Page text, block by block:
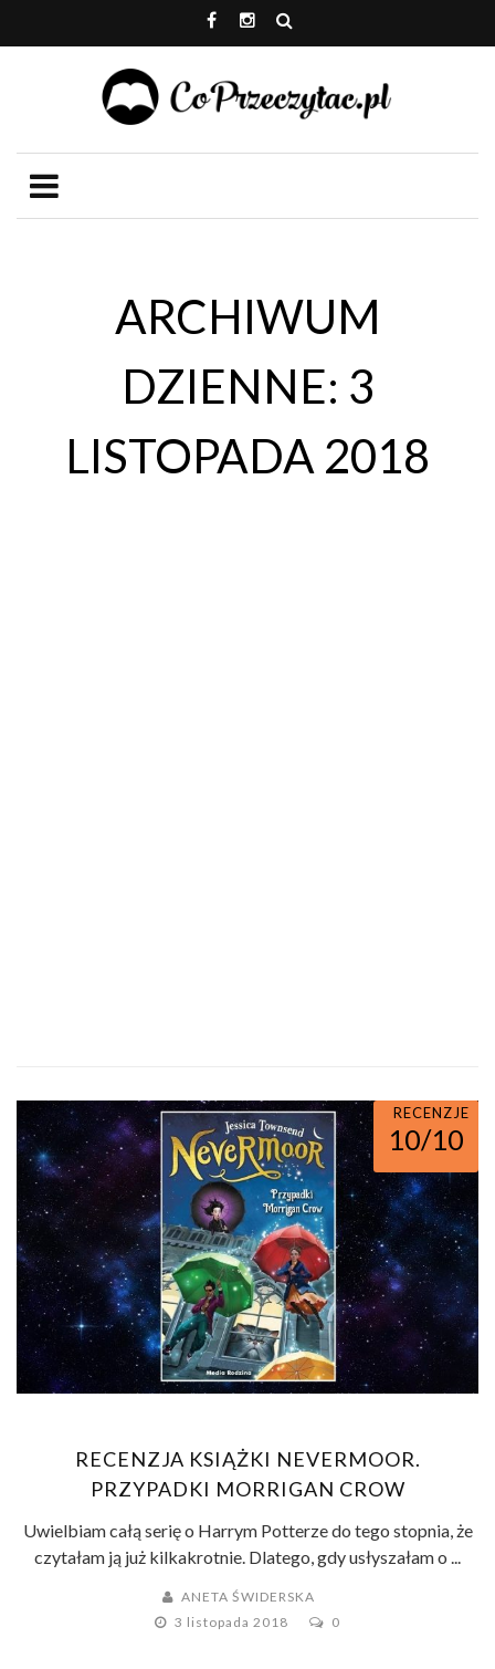
ARCHIWUM
DZIENNE: 3
LISTOPADA 2018
RECENZJE
10/10
RECENZJA KSIĄŻKI NEVERMOOR.
PRZYPADKI MORRIGAN CROW
Uwielbiam całą serię o Harrym Potterze do tego stopnia, że
czytałam ją już kilkakrotnie. Dlatego, gdy usłyszałam o ...
ANETA ŚWIDERSKA
3 listopada 2018
0